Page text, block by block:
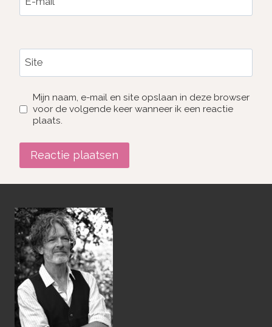
Site
Mijn naam, e-mail en site opslaan in deze browser
voor de volgende keer wanneer ik een reactie
plaats.